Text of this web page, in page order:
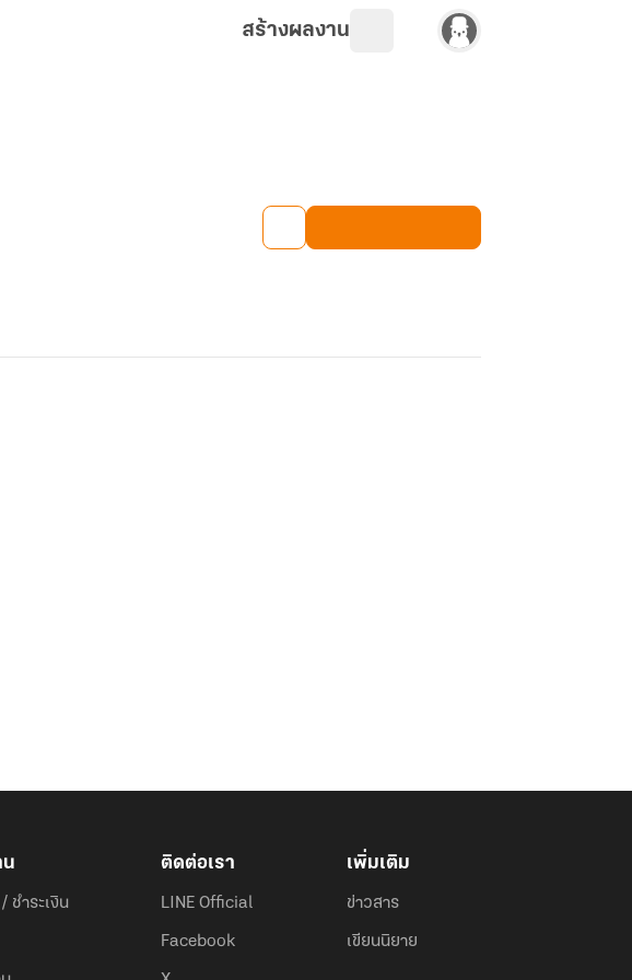
สร้างผลงาน
น
ชำระเงิน
ติดต่อเรา
LINE Official
Facebook
เพิ่มเติม
ข่าวสาร
เขียนนิยาย